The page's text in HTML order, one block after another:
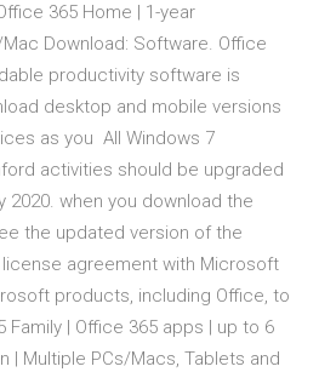
365 Home | 1-year
Download: Software. Office
productivity software is
desktop and mobile versions
as you All Windows 7
activities should be upgraded
2020. when you download the
the updated version of the
agreement with Microsoft
products, including Office, to
| Office 365 apps | up to 6
| Multiple PCs/Macs, Tablets and